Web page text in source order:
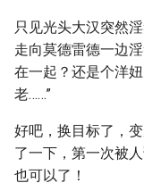
只见光头大汉突然
走向莫德雷德一边
在一起？还是个洋
老……”
好吧，换目标了，
了一下，第一次被
也可以了！